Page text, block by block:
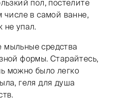
пол, постелите
числе в самой ванне,
не упал.
мыльные средства
формы. Старайтесь,
можно было легко
геля для душа